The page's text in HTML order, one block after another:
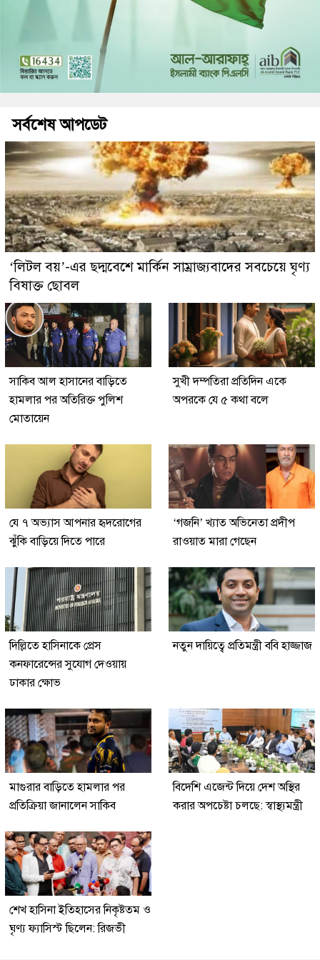
সর্বশেষ আপডেট
‘লিটল বয়’-এর ছদ্মবেশে মার্কিন সাম্রাজ্যবাদের সবচেয়ে ঘৃণ্য
বিষাক্ত ছোবল
সাকিব আল হাসানের বাড়িতে
হামলার পর অতিরিক্ত পুলিশ
মোতায়েন
সুখী দম্পতিরা প্রতিদিন একে
অপরকে যে ৫ কথা বলে
যে ৭ অভ্যাস আপনার হৃদরোগের
ঝুঁকি বাড়িয়ে দিতে পারে
‘গজনি’ খ্যাত অভিনেতা প্রদীপ
রাওয়াত মারা গেছেন
দিল্লিতে হাসিনাকে প্রেস
কনফারেন্সের সুযোগ দেওয়ায়
ঢাকার ক্ষোভ
নতুন দায়িত্বে প্রতিমন্ত্রী ববি হাজ্জাজ
মাগুরার বাড়িতে হামলার পর
প্রতিক্রিয়া জানালেন সাকিব
বিদেশি এজেন্ট দিয়ে দেশ অস্থির
করার অপচেষ্টা চলছে: স্বাস্থ্যমন্ত্রী
শেখ হাসিনা ইতিহাসের নিকৃষ্টতম ও
ঘৃণ্য ফ্যাসিস্ট ছিলেন: রিজভী